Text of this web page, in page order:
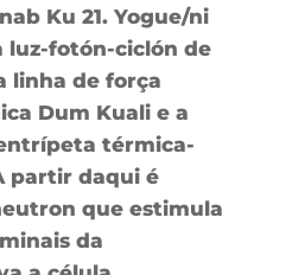
Ku 21. Yogue/ni
luz-fotón-ciclón de
linha de força
Dum Kuali e a
térmica-
partir daqui é
que estimula
da